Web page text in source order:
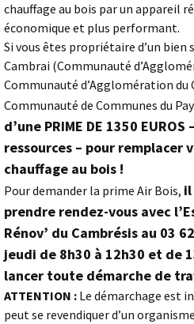
chauffage au bois par un appareil
économique et plus performant.
Si vous êtes propriétaire d’un bien
Cambrai (Communauté
Communauté d’Agglomération du
Communauté de Communes du
d’une PRIME DE 1350 EUROS
ressources – pour remplacer
chauffage au bois !
Pour demander la prime Air Bois, i
prendre rendez-vous avec
Rénov’ du Cambrésis au 03
jeudi de 8h30 à 12h30 et de
lancer toute démarche de
ATTENTION : Le démarchage est
peut se revendiquer d’un